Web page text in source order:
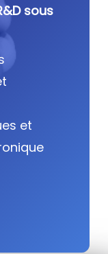
sous
et